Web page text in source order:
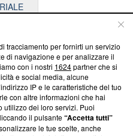
trasparenti su Blasting
e su come ci impegniamo a
la nostra aderenza a
Blasting News non è
ma ha richiesto di farne
effettuato una verifica di
tracciamento per fornirti un servizio
di navigazione e per analizzare il
con i nostri 1624partner che si
e social media, alcune
IP e le caratteristiche del tuo
con altre informazioni che hai
utilizzo dei loro servizi. Puoi
il pulsante“Accetta tutti”
le tue scelte, anche